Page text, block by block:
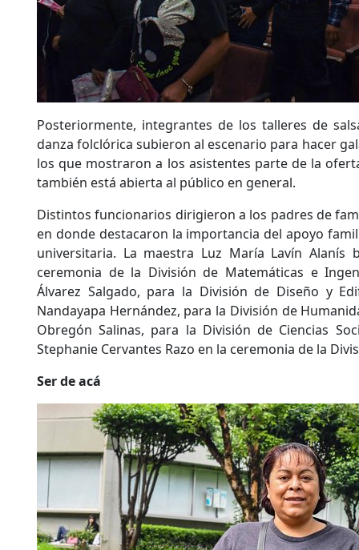
Posteriormente, integrantes de los talleres de
danza folclórica subieron al escenario para hacer
los que mostraron a los asistentes parte de la
también está abierta al público en general.
Distintos funcionarios dirigieron a los padres de
en donde destacaron la importancia del apoyo
universitaria. La maestra Luz María Lavín Alanís
ceremonia de la División de Matemáticas e
Álvarez Salgado, para la División de Diseño y
Nandayapa Hernández, para la División de
Obregón Salinas, para la División de Ciencias
Stephanie Cervantes Razo en la ceremonia de la
Ser de acá